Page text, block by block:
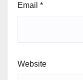
Email *
Website